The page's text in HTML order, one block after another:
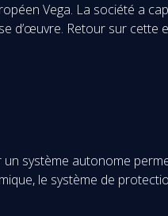
Vega. La société a
d’œuvre. Retour sur cette
système autonome
le système de